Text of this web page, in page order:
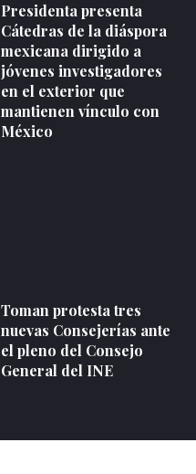
Presidenta presenta
Cátedras de la diáspora
mexicana dirigido a
jóvenes investigadores
en el exterior que
mantienen vínculo con
México
Toman protesta tres
nuevas Consejerías ante
el pleno del Consejo
General del INE